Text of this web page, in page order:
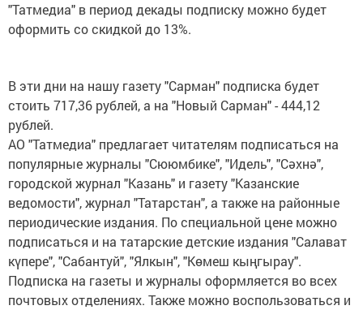
"Татмедиа" в период декады подписку можно будет
оформить со скидкой до 13%.
В эти дни на нашу газету "Сарман" подписка будет
стоить 717,36 рублей, а на "Новый Сарман" - 444,12
рублей.
АО "Татмедиа" предлагает читателям подписаться на
популярные журналы "Сююмбике", "Идель", "Сәхнә",
городской журнал "Казань" и газету "Казанские
ведомости", журнал "Татарстан", а также на районные
периодические издания. По специальной цене можно
подписаться и на татарские детские издания "Салават
күпере", "Сабантуй", "Ялкын", "Көмеш кыңгырау".
Подписка на газеты и журналы оформляется во всех
почтовых отделениях. Также можно воспользоваться и